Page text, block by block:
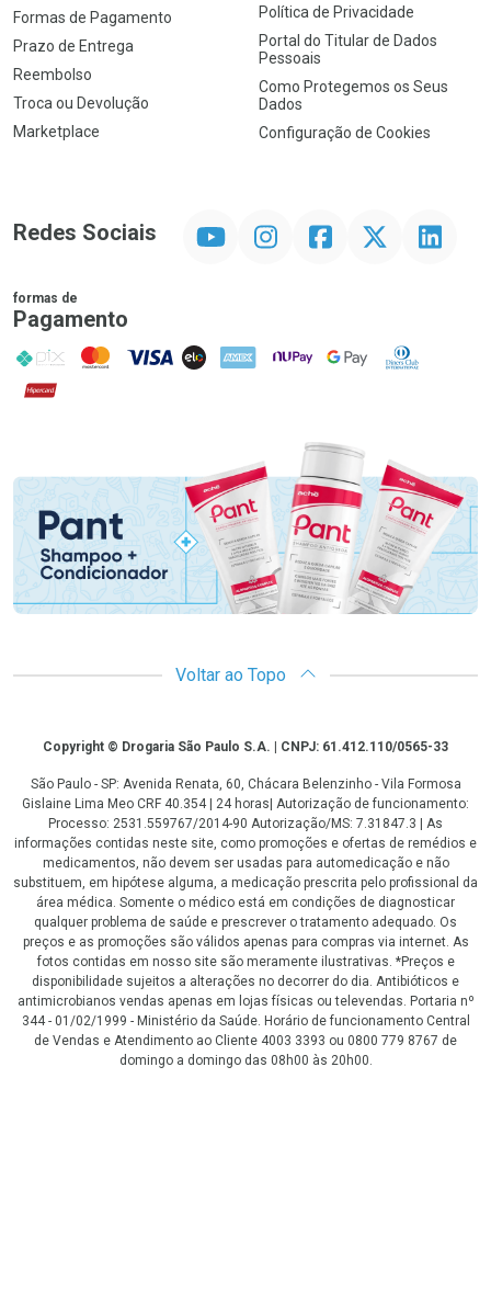
Formas de Pagamento
Prazo de Entrega
Reembolso
Troca ou Devolução
Marketplace
Política de Privacidade
Portal do Titular de Dados
Pessoais
Como Protegemos os Seus
Dados
Configuração de Cookies
Redes Sociais InstagramFacebookTwitter Linkedin
formas de
Pagamento
PIX MasterCard
VISA ELO AMEX NuPay Google PayDiners Club
Hipercard
Promoção em Destaque
Voltar ao Topo
CopyrightCopyright © Drogaria São Paulo S.A. | CNPJ: 61.412.110/0565-33
São Paulo - SP: Avenida Renata, 60, Chácara Belenzinho - Vila Formosa
Gislaine Lima Meo CRF 40.354 | 24 horas| Autorização de funcionamento:
Processo: 2531.559767/2014-90 Autorização/MS: 7.31847.3 | As
informações contidas neste site, como promoções e ofertas de remédios e
medicamentos, não devem ser usadas para automedicação e não
substituem, em hipótese alguma, a medicação prescrita pelo profissional da
área médica. Somente o médico está em condições de diagnosticar
qualquer problema de saúde e prescrever o tratamento adequado. Os
preços e as promoções são válidos apenas para compras via internet. As
fotos contidas em nosso site são meramente ilustrativas. *Preços e
disponibilidade sujeitos a alterações no decorrer do dia. Antibióticos e
antimicrobianos vendas apenas em lojas físicas ou televendas. Portaria nº
344 - 01/02/1999 - Ministério da Saúde. Horário de funcionamento Central
de Vendas e Atendimento ao Cliente 4003 3393 ou 0800 779 8767 de
domingo a domingo das 08h00 às 20h00.